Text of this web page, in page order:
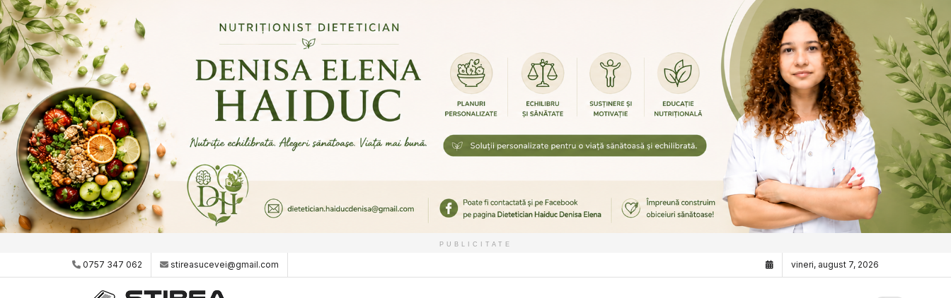
PUBLICITATE
0757 347 062 stireasucevei@gmail.com vineri, august 7, 2026